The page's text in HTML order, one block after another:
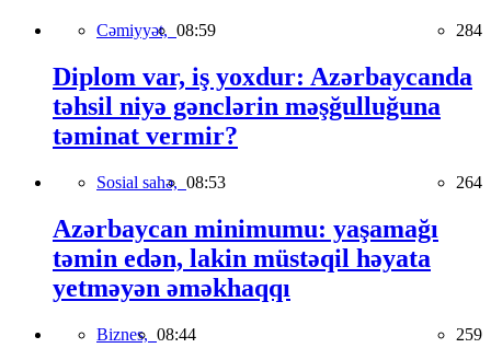
Cəmiyyət, 08:59 284
Diplom var, iş yoxdur: Azərbaycanda
təhsil niyə gənclərin məşğulluğuna
təminat vermir?
Sosial sahə, 08:53 264
Azərbaycan minimumu: yaşamağı
təmin edən, lakin müstəqil həyata
yetməyən əməkhaqqı
Biznes, 08:44 259